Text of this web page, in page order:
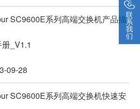
SC9600E系列高端交换机产品描
_V1.1
09-28
SC9600E系列高端交换机快速安
联
系
我
们